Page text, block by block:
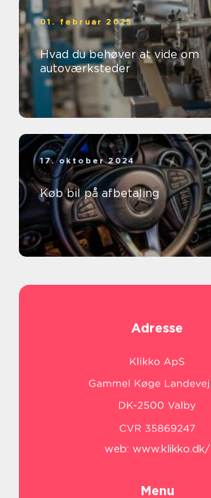
01. februar 2025
Hvad du behøver at vide om
autoværksteder
17. oktober 2024
Køb bil på afbetaling
Adresse
web: www.klikko.dk/
Menu